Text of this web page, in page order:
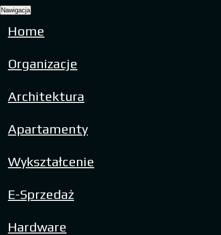
Nawigacja
Home
Organizacje
Architektura
Apartamenty
Wykształcenie
E-Sprzedaż
Hardware